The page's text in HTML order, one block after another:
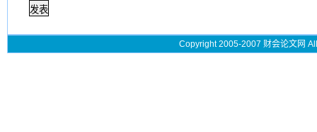
Copyright 2005-2007 财会论文网